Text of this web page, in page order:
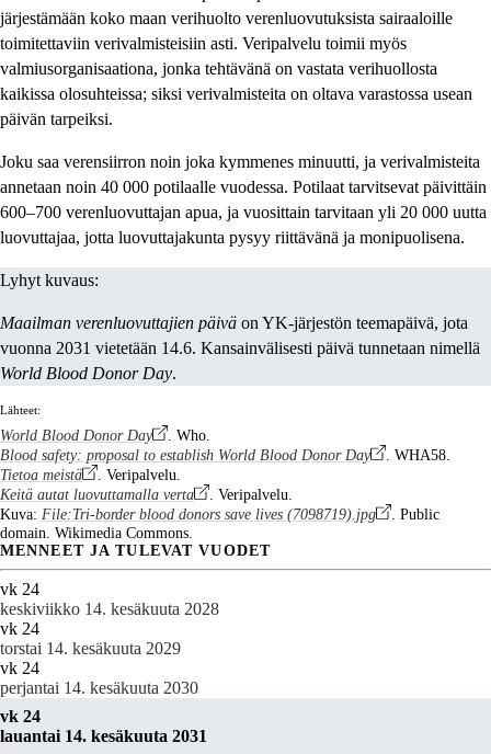
järjestämään koko maan verihuolto verenluovutuksista sairaaloille
toimitettaviin verivalmisteisiin asti. Veripalvelu toimii myös
valmiusorganisaationa, jonka tehtävänä on vastata verihuollosta
kaikissa olosuhteissa; siksi verivalmisteita on oltava varastossa usean
päivän tarpeiksi.
Joku saa verensiirron noin joka kymmenes minuutti, ja verivalmisteita
annetaan noin 40 000 potilaalle vuodessa. Potilaat tarvitsevat päivittäin
600–700 verenluovuttajan apua, ja vuosittain tarvitaan yli 20 000 uutta
luovuttajaa, jotta luovuttajakunta pysyy riittävänä ja monipuolisena.
Lyhyt kuvaus:
Maailman verenluovuttajien päivä on YK-järjestön teemapäivä, jota
vuonna 2031 vietetään 14.6. Kansainvälisesti päivä tunnetaan nimellä
World Blood Donor Day.
Lähteet:
World Blood Donor Day
. Who.
Blood safety: proposal to establish World Blood Donor Day
. WHA58.
Tietoa meistä
. Veripalvelu.
Keitä autat luovuttamalla verta
. Veripalvelu.
Kuva: File:Tri-border blood donors save lives (7098719).jpg
. Public
domain. Wikimedia Commons.
MENNEET JA TULEVAT VUODET
vk 24
keskiviikko 14. kesäkuuta 2028
vk 24
torstai 14. kesäkuuta 2029
vk 24
perjantai 14. kesäkuuta 2030
vk 24
lauantai 14. kesäkuuta 2031